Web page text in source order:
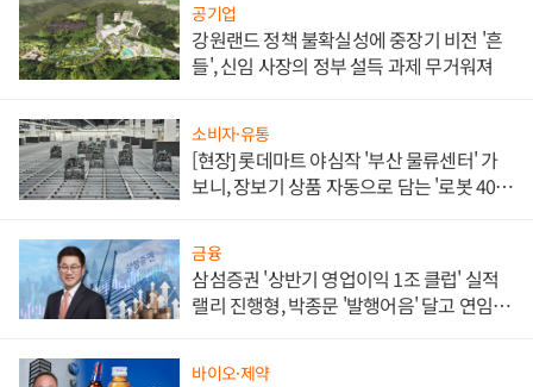
공기업
강원랜드 정책 불확실성에 중장기 비전 '흔
들', 신임 사장의 정부 설득 과제 무거워져
소비자·유통
[현장] 롯데마트 야심작 '부산 물류센터' 가
보니, 장보기 상품 자동으로 담는 '로봇 400
금융
삼섬증권 '상반기 영업이익 1조 클럽' 실적
랠리 진행형, 박종문 '발행어음' 달고 연임 향
바이오·제약